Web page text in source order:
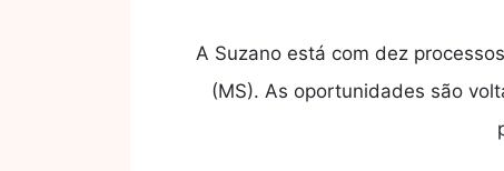
A Suzano está com dez
(MS). As oportunidades são